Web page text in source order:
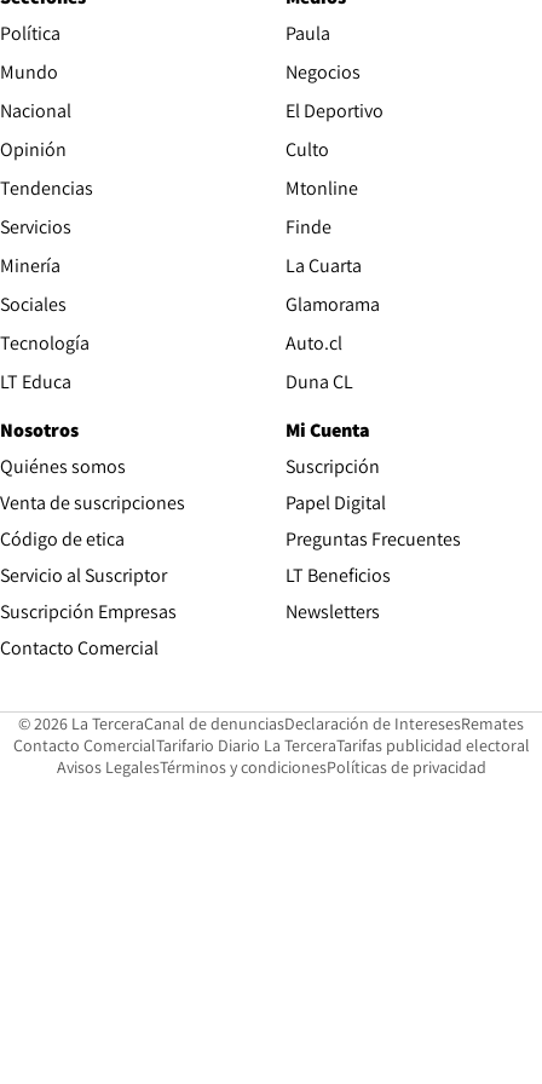
Política
Mundo
Nacional
Opinión
Tendencias
Servicios
Minería
Sociales
Tecnología
LT Educa
Paula
Negocios
El Deportivo
Culto
Mtonline
Finde
La Cuarta
Glamorama
Auto.cl
Duna CL
Nosotros
Quiénes somos
Venta de suscripciones
Código de etica Opens in new window
Servicio al Suscriptor
Suscripción Empresas
Contacto Comercial
Mi Cuenta
Suscripción
Papel Digital
Preguntas Frecuentes
LT Beneficios
Newsletters
© 2026 La TerceraCanal de denunciasOpens in new window
Declaración de InteresesOpens in
Remates
Contacto ComercialOpens in new window
Tarifario Diario La TerceraOpens in new window
Tarifas publicidad electoral
Avisos LegalesOpens in new window
Términos y condicionesPolíticas de privacidad